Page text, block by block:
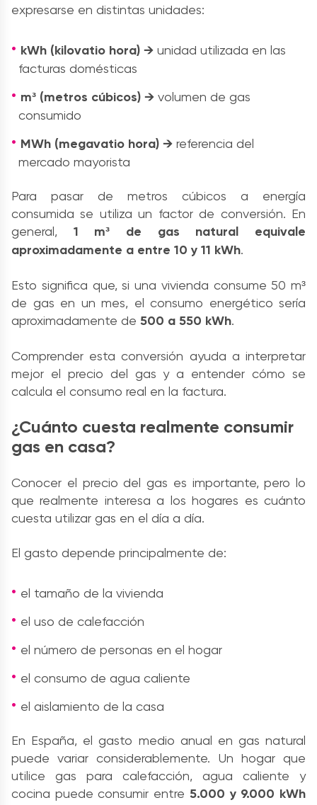
expresarse en distintas unidades:
kWh (kilovatio hora) → unidad utilizada en las
facturas domésticas
m³ (metros cúbicos) → volumen de gas
consumido
MWh (megavatio hora) → referencia del
mercado mayorista
Para pasar de metros cúbicos a energía
consumida se utiliza un factor de conversión. En
general, 1 m³ de gas natural equivale
aproximadamente a entre 10 y 11 kWh.
Esto significa que, si una vivienda consume 50 m³
de gas en un mes, el consumo energético sería
aproximadamente de 500 a 550 kWh.
Comprender esta conversión ayuda a interpretar
mejor el precio del gas y a entender cómo se
calcula el consumo real en la factura.
¿Cuánto cuesta realmente consumir
gas en casa?
Conocer el precio del gas es importante, pero lo
que realmente interesa a los hogares es cuánto
cuesta utilizar gas en el día a día.
El gasto depende principalmente de:
el tamaño de la vivienda
el uso de calefacción
el número de personas en el hogar
el consumo de agua caliente
el aislamiento de la casa
En España, el gasto medio anual en gas natural
puede variar considerablemente. Un hogar que
utilice gas para calefacción, agua caliente y
cocina puede consumir entre 5.000 y 9.000 kWh